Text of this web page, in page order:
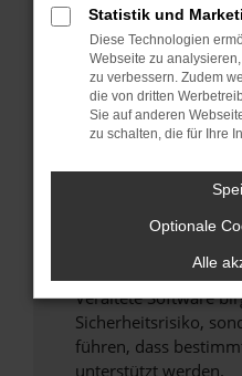
Manche
können das Laden
verhindern.
anderen Browser
Fenster?
Starte dein Gerät
Das kann manchmal
Probleme zu
Stelle sicher, dass
Veraltete Software
Sicherheitsrisiko,
führen, dass
unterstützt werden.
Statistik und
Diese Technologien
Webseite zu
zu verbessern. Zudem
die von dritten
Sie auf anderen
zu schalten, die für Ihre
Optionale
Alle